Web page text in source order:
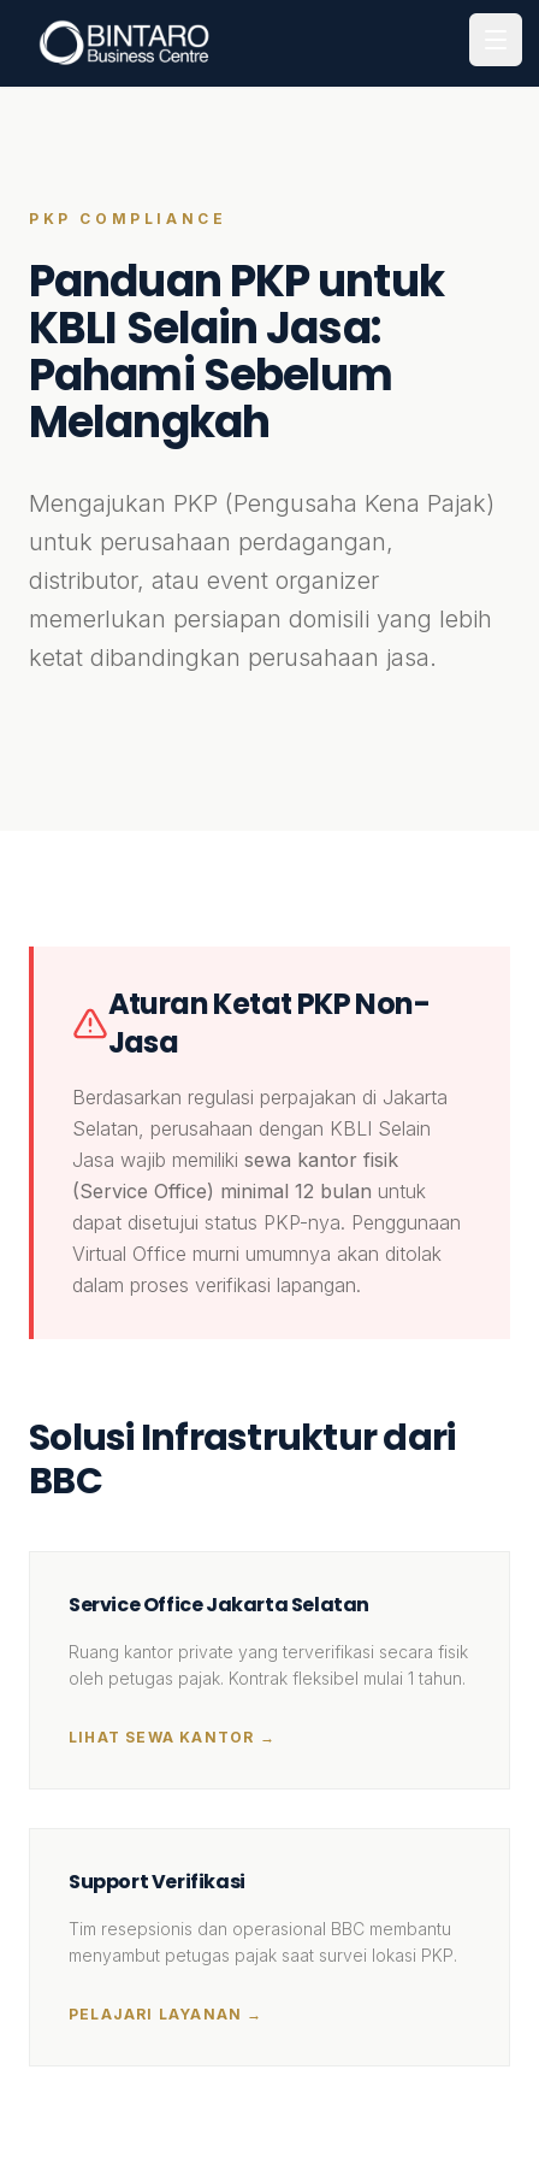
PKP COMPLIANCE
Panduan PKP untuk
KBLI Selain Jasa:
Pahami Sebelum
Melangkah
Mengajukan PKP (Pengusaha Kena Pajak)
untuk perusahaan perdagangan,
distributor, atau event organizer
memerlukan persiapan domisili yang lebih
ketat dibandingkan perusahaan jasa.
Aturan Ketat PKP Non-
Jasa
Berdasarkan regulasi perpajakan di Jakarta
Selatan, perusahaan dengan KBLI Selain
Jasa wajib memiliki sewa kantor fisik
(Service Office) minimal 12 bulan untuk
dapat disetujui status PKP-nya. Penggunaan
Virtual Office murni umumnya akan ditolak
dalam proses verifikasi lapangan.
Solusi Infrastruktur dari
BBC
Service Office Jakarta Selatan
Ruang kantor private yang terverifikasi secara fisik
oleh petugas pajak. Kontrak fleksibel mulai 1 tahun.
LIHAT SEWA KANTOR →
Support Verifikasi
Tim resepsionis dan operasional BBC membantu
menyambut petugas pajak saat survei lokasi PKP.
PELAJARI LAYANAN →